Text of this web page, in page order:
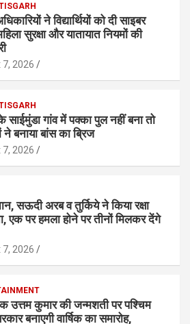
ने विद्यार्थियों को दी साइबर
सुरक्षा और यातायात नियमों की
2026
गांव में पक्का पुल नहीं बना तो
ने बनाया बांस का ब्रिज
2026
सऊदी अरब व तुर्किये ने किया रक्षा
एक पर हमला होने पर तीनों मिलकर देंगे
2026
उत्तम कुमार की जन्मशती पर पश्चिम
बनाएगी वार्षिक का समारोह,